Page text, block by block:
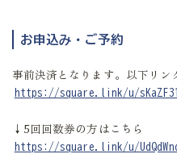
お申込み・ご予約
事前決済となります。以下リ
https://square.link/u/
↓5回回数券の方はこちら
https://square.link/u/